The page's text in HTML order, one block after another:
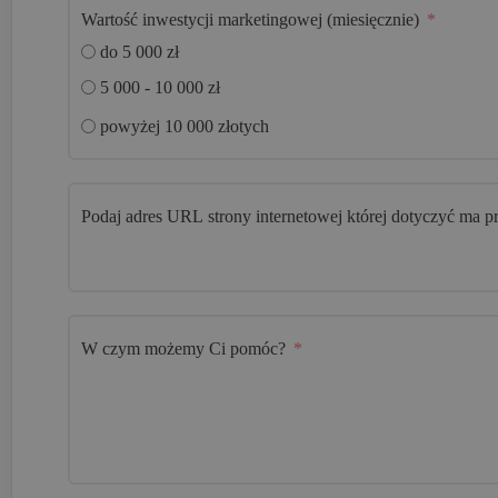
Wartość inwestycji marketingowej (miesięcznie)
do 5 000 zł
5 000 - 10 000 zł
powyżej 10 000 złotych
Podaj adres URL strony internetowej której dotyczyć ma
W czym możemy Ci pomóc?